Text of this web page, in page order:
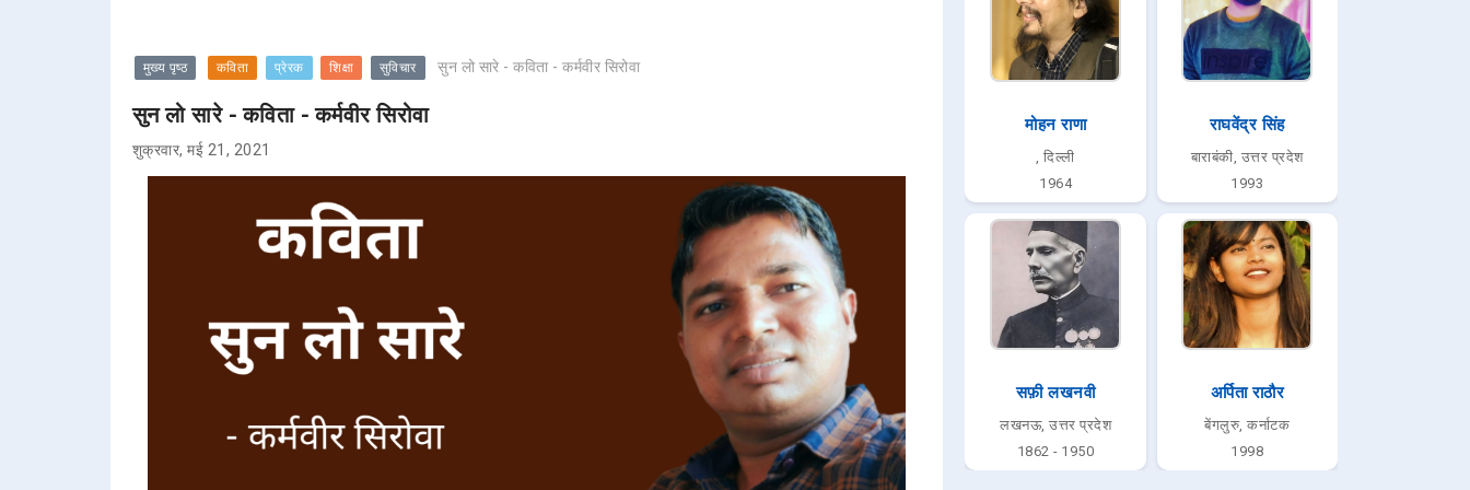
मुख्य पृष्ठ कविता प्रेरक शिक्षा सुविचार सुन लो सारे - कविता - कर्मवीर सिरोवा
सुन लो सारे - कविता - कर्मवीर सिरोवा
शुक्रवार, मई 21, 2021
मोहन राणा
, दिल्ली
1964
राघवेंद्र सिंह
बाराबंकी, उत्तर प्रदेश
1993
सफ़ी लखनवी
लखनऊ, उत्तर प्रदेश
1862 - 1950
अर्पिता राठौर
बेंगलुरु, कर्नाटक
1998